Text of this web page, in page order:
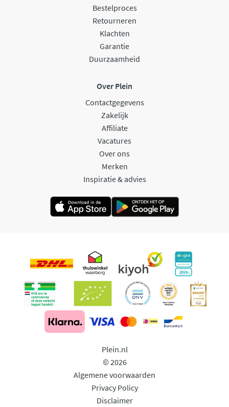
Bestelproces
Retourneren
Klachten
Garantie
Duurzaamheid
Over Plein
Contactgegevens
Zakelijk
Affiliate
Vacatures
Over ons
Merken
Inspiratie & advies
Plein.nl
© 2026
Algemene voorwaarden
Privacy Policy
Disclaimer